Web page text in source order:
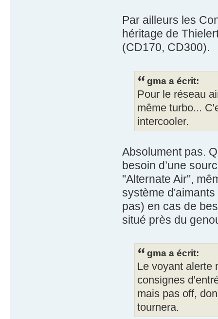
Par ailleurs les
héritage de
(CD170, CD300).
gma a écrit:
Pour le réseau
même turbo...
intercooler.
Absolument pas.
besoin d’une
"Alternate Air",
système
pas) en cas de
situé près du
gma a écrit:
Le voyant alerte
consignes
mais pas off,
tournera.